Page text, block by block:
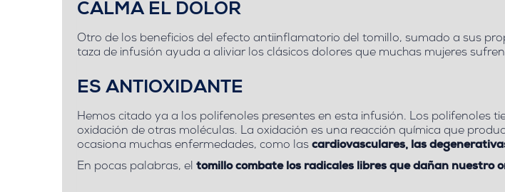
CALMA EL DOLOR
Otro de los beneficios del efecto antiinflamatorio del tomillo, sumado a sus
taza de infusión ayuda a aliviar los clásicos dolores que muchas mujeres
ES ANTIOXIDANTE
Hemos citado ya a los polifenoles presentes en esta infusión. Los polifenoles
oxidación de otras moléculas. La oxidación es una reacción química que
ocasiona muchas enfermedades, como las cardiovasculares, las
En pocas palabras, el tomillo combate los radicales libres que dañan nuestro